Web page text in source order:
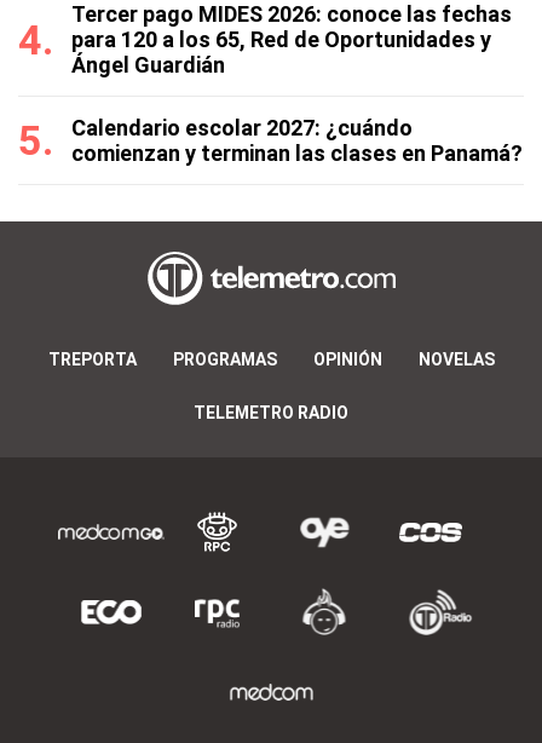
Tercer pago MIDES 2026: conoce las fechas
para 120 a los 65, Red de Oportunidades y
Ángel Guardián
Calendario escolar 2027: ¿cuándo
comienzan y terminan las clases en Panamá?
TREPORTA PROGRAMAS OPINIÓN NOVELAS
TELEMETRO RADIO